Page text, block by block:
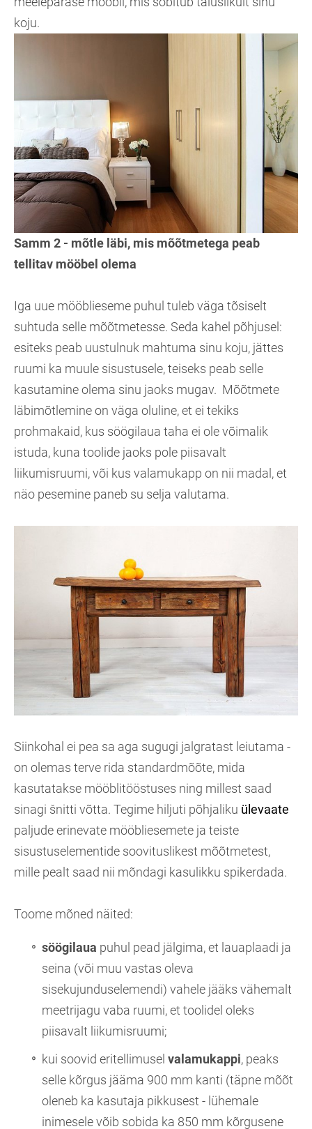
koju.
Samm 2 - mõtle läbi, mis mõõtmetega peab
tellitav mööbel olema
Iga uue mööblieseme puhul tuleb väga tõsiselt
suhtuda selle mõõtmetesse. Seda kahel põhjusel:
esiteks peab uustulnuk mahtuma sinu koju, jättes
ruumi ka muule sisustusele, teiseks peab selle
kasutamine olema sinu jaoks mugav. Mõõtmete
läbimõtlemine on väga oluline, et ei tekiks
prohmakaid, kus söögilaua taha ei ole võimalik
istuda, kuna toolide jaoks pole piisavalt
liikumisruumi, või kus valamukapp on nii madal, et
näo pesemine paneb su selja valutama.
Siinkohal ei pea sa aga sugugi jalgratast leiutama -
on olemas terve rida standardmõõte, mida
kasutatakse mööblitööstuses ning millest saad
sinagi šnitti võtta. Tegime hiljuti põhjaliku ülevaate
paljude erinevate mööbliesemete ja teiste
sisustuselementide soovituslikest mõõtmetest,
mille pealt saad nii mõndagi kasulikku spikerdada.
Toome mõned näited:
söögilaua puhul pead jälgima, et lauaplaadi ja
seina (või muu vastas oleva
sisekujunduselemendi) vahele jääks vähemalt
meetrijagu vaba ruumi, et toolidel oleks
piisavalt liikumisruumi;
kui soovid eritellimusel valamukappi, peaks
selle kõrgus jääma 900 mm kanti (täpne mõõt
oleneb ka kasutaja pikkusest - lühemale
inimesele võib sobida ka 850 mm kõrgusene